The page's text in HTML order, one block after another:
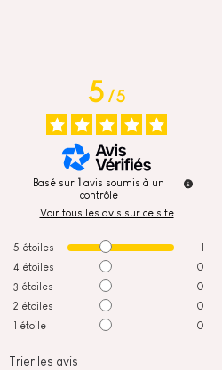
5/5
Basé sur 1 avis soumis à un
contrôle
Voir tous les avis sur ce site
5 étoiles
1
4 étoiles
0
3 étoiles
0
2 étoiles
0
1 étoile 0
Trier les avis